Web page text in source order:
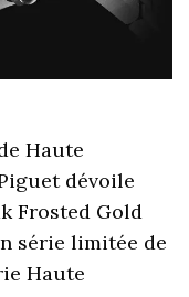
Haute
dévoile
Frosted Gold
série limitée de
Haute